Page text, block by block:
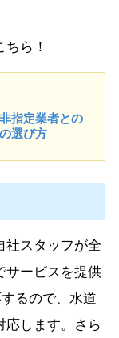
ら！
指定業者との
選び方
社スタッフが全
サービスを提供
るので、水道
します。さら